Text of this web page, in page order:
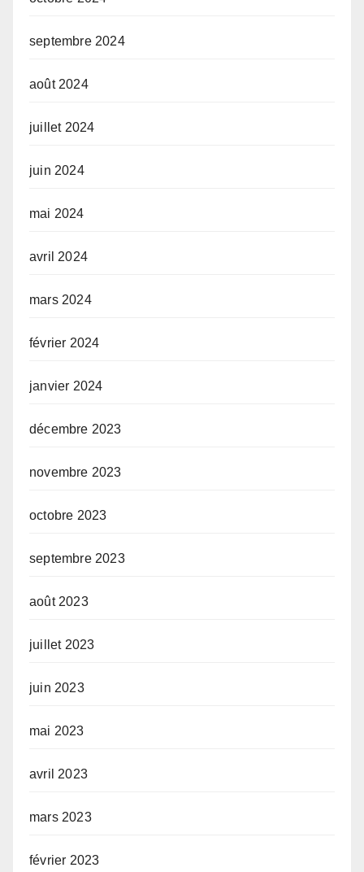
septembre 2024
août 2024
juillet 2024
juin 2024
mai 2024
avril 2024
mars 2024
février 2024
janvier 2024
décembre 2023
novembre 2023
octobre 2023
septembre 2023
août 2023
juillet 2023
juin 2023
mai 2023
avril 2023
mars 2023
février 2023